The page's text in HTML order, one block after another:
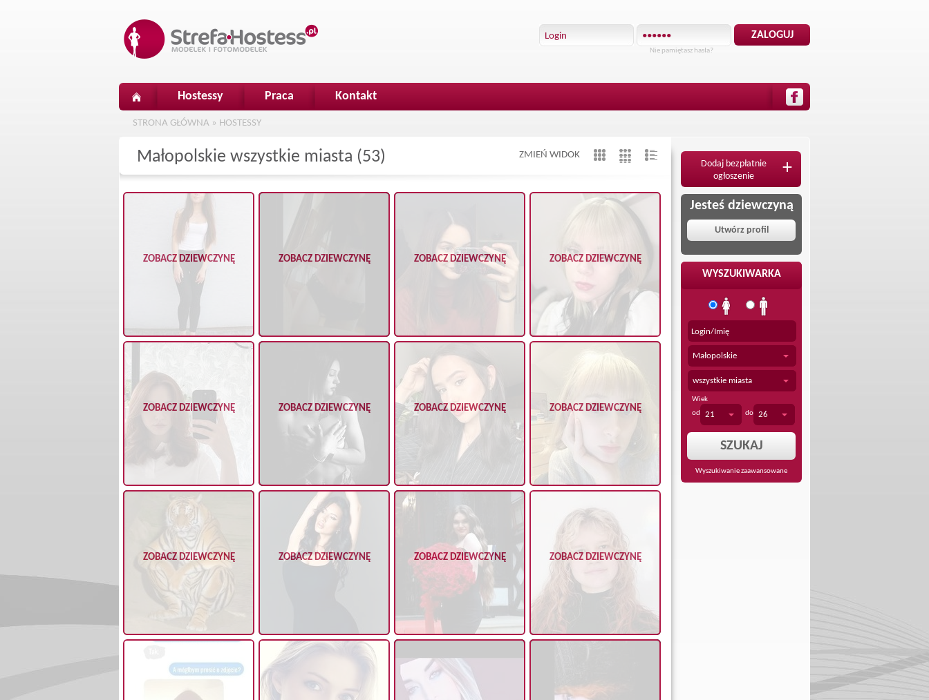
Nie pamiętasz hasła?
Hostessy Praca Kontakt
STRONA GŁÓWNA » HOSTESSY
Małopolskie wszystkie miasta (53) ZMIEŃ WIDOK
ZOBACZ DZIEWCZYNĘ ZOBACZ DZIEWCZYNĘ ZOBACZ DZIEWCZYNĘ ZOBACZ DZIEWCZYNĘ
ZOBACZ DZIEWCZYNĘ ZOBACZ DZIEWCZYNĘ ZOBACZ DZIEWCZYNĘ ZOBACZ DZIEWCZYNĘ
ZOBACZ DZIEWCZYNĘ ZOBACZ DZIEWCZYNĘ ZOBACZ DZIEWCZYNĘ ZOBACZ DZIEWCZYNĘ
Dodaj bezpłatnie
ogłoszenie
+
Jesteś dziewczyną
Utwórz profil
WYSZUKIWARKA
Małopolskie
wszystkie miasta
Wiek
od
21 do 26
Wyszukiwanie zaawansowane